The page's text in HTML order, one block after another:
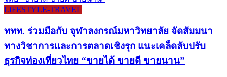
LIFESTYLE​-TRAVEL​
ททท. ร่วมมือกับ จุฬาลงกรณ์มหาวิทยาลัย จัดสัมมนา
ทางวิชาการและการตลาดเชิงรุก แนะเคล็ดลับปรับ
ธุรกิจท่องเที่ยวไทย “ขายได้ ขายดี ขายนาน”